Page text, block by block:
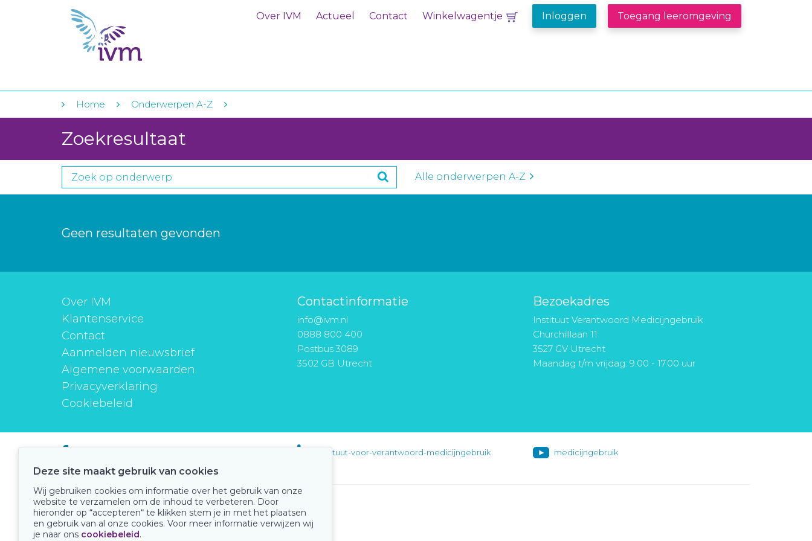
Over IVM Actueel Contact Winkelwagentje Inloggen Toegang leeromgeving
Home Onderwerpen A-Z
Zoekresultaat
Alle onderwerpen A-Z
Geen resultaten gevonden
Over IVM
Klantenservice
Contact
Aanmelden nieuwsbrief
Algemene voorwaarden
Privacyverklaring
Cookiebeleid
Contactinformatie
info@ivm.nl
0888 800 400
Postbus 3089
3502 GB Utrecht
Bezoekadres
Instituut Verantwoord Medicijngebruik
Churchilllaan 11
3527 GV Utrecht
Maandag t/m vrijdag: 9.00 - 17.00 uur
instituut-voor-verantwoord-medicijngebruik medicijngebruik
Onze keurmerken
Deze site maakt gebruik van cookies
Wij gebruiken cookies om informatie over het gebruik van onze
website te verzamelen om de inhoud te verbeteren. Door
hieronder op “accepteren“ te klikken stem je in met het plaatsen
en gebruik van al onze cookies. Voor meer informatie verwijzen wij
je naar ons cookiebeleid.